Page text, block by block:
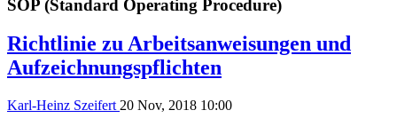
SOP (Standard Operating Procedure)
Richtlinie zu Arbeitsanweisungen und
Aufzeichnungspflichten
Karl-Heinz Szeifert 20 Nov, 2018 10:00